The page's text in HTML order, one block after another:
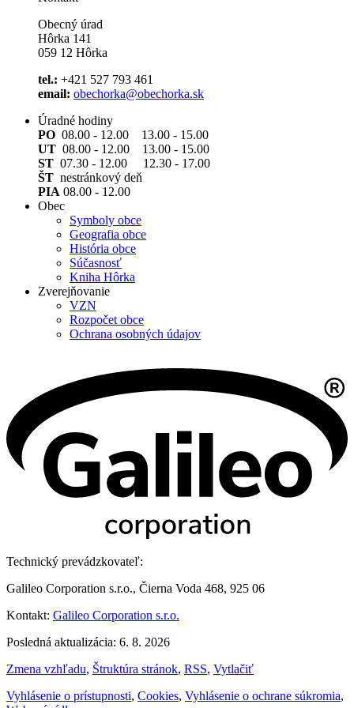
Obecný úrad
Hôrka 141
059 12 Hôrka
tel.: +421 527 793 461
email: obechorka@obechorka.sk
Úradné hodiny
PO 08.00 - 12.00 13.00 - 15.00
UT 08.00 - 12.00 13.00 - 15.00
ST 07.30 - 12.00 12.30 - 17.00
ŠT nestránkový deň
PIA 08.00 - 12.00
Obec
Symboly obce
Geografia obce
História obce
Súčasnosť
Kniha Hôrka
Zverejňovanie
VZN
Rozpočet obce
Ochrana osobných údajov
Technický prevádzkovateľ:
Galileo Corporation s.r.o., Čierna Voda 468, 925 06
Kontakt: Galileo Corporation s.r.o.
Posledná aktualizácia: 6. 8. 2026
Zmena vzhľadu, Štruktúra stránok, RSS, Vytlačiť
Vyhlásenie o prístupnosti, Cookies, Vyhlásenie o ochrane súkromia,